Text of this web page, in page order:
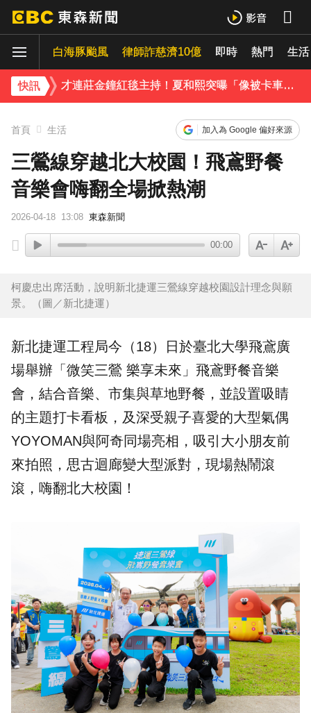
白海豚颱風 律師詐慈濟10億 即時 熱門 生活
快訊
下載東森App，隨時掌握天下大小事！
温嵐挺過敗血性休克首露面！「住ICU搶救11天」曝最新近況：讓大家擔心了
才連莊金鐘紅毯主持！夏和熙突曝「像被卡車撞」備賽狂操滿手繭
下載東森App，隨時掌握天下大小事！
首頁 生活 加入為 Google 偏好來源
三鶯線穿越北大校園！飛鳶野餐
音樂會嗨翻全場掀熱潮
2026-04-18 13:08 東森新聞
00:00
柯慶忠出席活動，說明新北捷運三鶯線穿越校園設計理念與願
景。（圖／新北捷運）
新北捷運工程局今（18）日於臺北大學飛鳶廣
場舉辦「微笑三鶯 樂享未來」 飛鳶野餐音樂
會 ，結合音樂、市集與草地野餐，並設置吸睛
的主題打卡看板，及深受親子喜愛的大型氣偶
YOYOMAN與阿奇同場亮相，吸引大小朋友前
來拍照，思古迴廊變大型派對，現場熱鬧滾
滾，嗨翻北大校園！